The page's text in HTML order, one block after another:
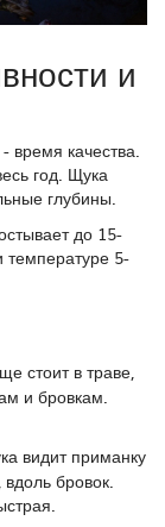
и
время качества.
год. Щука
глубины.
до 15-
температуре 5-
стоит в траве,
и бровкам.
видит приманку
бровок.